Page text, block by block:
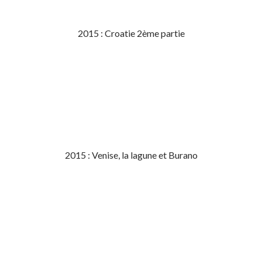
2015 : Croatie 2ème partie
2015 : Venise, la lagune et Burano